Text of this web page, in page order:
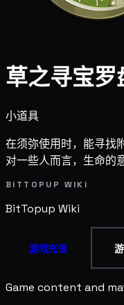
草之寻宝罗
小道具
在须弥使用时，能寻找
对一些人而言，生命的
BITTOPUP WIKI
BitTopup Wiki
游戏充值
Game content and